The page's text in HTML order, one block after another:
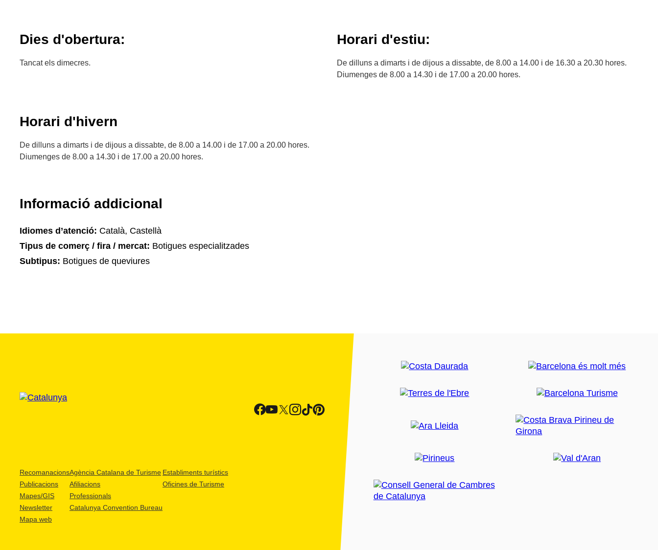
Dies d'obertura:
Tancat els dimecres.
Horari d'estiu:
De dilluns a dimarts i de dijous a dissabte, de 8.00 a 14.00 i de 16.30 a 20.30 hores.
Diumenges de 8.00 a 14.30 i de 17.00 a 20.00 hores.
Horari d'hivern
De dilluns a dimarts i de dijous a dissabte, de 8.00 a 14.00 i de 17.00 a 20.00 hores.
Diumenges de 8.00 a 14.30 i de 17.00 a 20.00 hores.
Informació addicional
Idiomes d’atenció: Català, Castellà
Tipus de comerç / fira / mercat: Botigues especialitzades
Subtipus: Botigues de queviures
Recomanacions
Publicacions
Mapes/GIS
Newsletter
Mapa web
Agència Catalana de Turisme
Afiliacions
Professionals
Catalunya Convention Bureau
Establiments turístics
Oficines de Turisme